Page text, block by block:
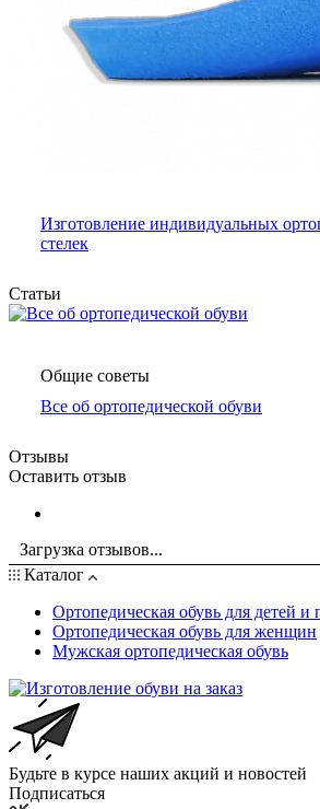
Изготовление индивидуальных
стелек
Статьи
Общие советы
Все об ортопедической обуви
Отзывы
Оставить отзыв
Загрузка отзывов...
Каталог
Ортопедическая обувь для детей и
Ортопедическая обувь для женщин
Мужская ортопедическая обувь
Будьте в курсе наших акций и новостей
Подписаться